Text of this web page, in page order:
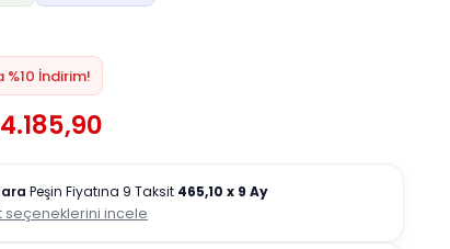
İndirim!
Peşin Fiyatına 9 Taksit 465,10 x 9 Ay
seçeneklerini incele